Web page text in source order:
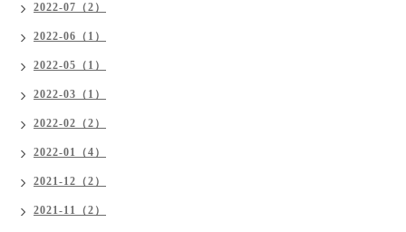
2022-07（2）
2022-06（1）
2022-05（1）
2022-03（1）
2022-02（2）
2022-01（4）
2021-12（2）
2021-11（2）